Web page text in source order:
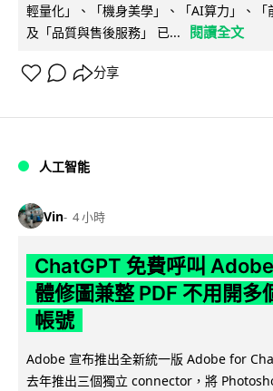
輕量化」、「機身美學」、「AI算力」、「
及「品質與售後服務」 已...
閱讀全文
分享
人工智能
Vin 4 小時
ChatGPT 免費呼叫
體修圖兼整 PDF 不用開多
帳號
Adobe 宣布推出全新統一版 Adobe for
去年推出三個獨立 connector，將